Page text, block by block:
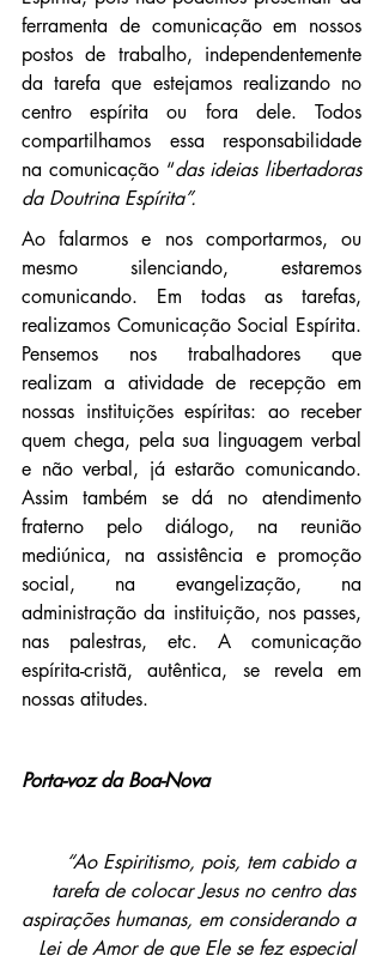
ferramenta de comunicação em nossos
postos de trabalho, independentemente
da tarefa que estejamos realizando no
centro espírita ou fora dele. Todos
compartilhamos essa responsabilidade
na comunicação “das ideias libertadoras
da Doutrina Espírita”.
Ao falarmos e nos comportarmos, ou
mesmo silenciando, estaremos
comunicando. Em todas as tarefas,
realizamos Comunicação Social Espírita.
Pensemos nos trabalhadores que
realizam a atividade de recepção em
nossas instituições espíritas: ao receber
quem chega, pela sua linguagem verbal
e não verbal, já estarão comunicando.
Assim também se dá no atendimento
fraterno pelo diálogo, na reunião
mediúnica, na assistência e promoção
social, na evangelização, na
administração da instituição, nos passes,
nas palestras, etc. A comunicação
espírita-cristã, autêntica, se revela em
nossas atitudes.
Porta-voz da Boa-Nova
“Ao Espiritismo, pois, tem cabido a
tarefa de colocar Jesus no centro das
aspirações humanas, em considerando a
Lei de Amor de que Ele se fez especial